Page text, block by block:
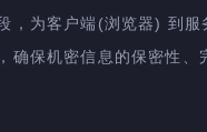
，为客户端(浏览器) 到
确保机密信息的保密性、